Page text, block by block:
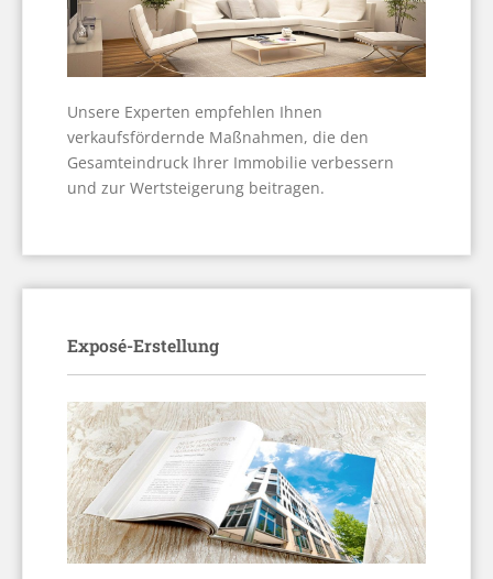
Unsere Experten empfehlen Ihnen
verkaufsfördernde Maßnahmen, die den
Gesamteindruck Ihrer Immobilie verbessern
und zur Wertsteigerung beitragen.
Exposé-Erstellung